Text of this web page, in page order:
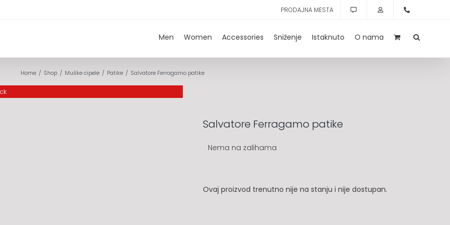
PRODAJNA MESTA
Men Women Accessories Sniženje Istaknuto O nama
Home Shop Muške cipele Patike Salvatore Ferragamo patike
Salvatore Ferragamo patike
Nema na zalihama
Ovaj proizvod trenutno nije na stanju i nije dostupan.